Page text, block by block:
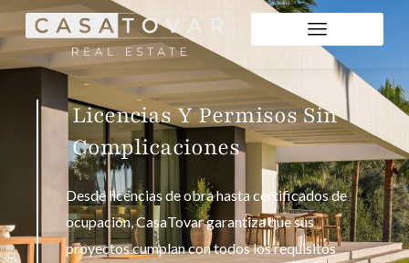
Licencias Y Permisos Sin
Complicaciones
Desde licencias de obra hasta certificados de
ocupación, CasaTovar garantiza que sus
proyectos cumplan con todos los requisitos